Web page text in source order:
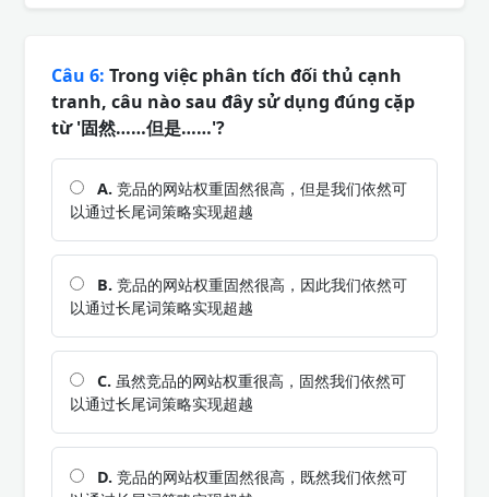
Câu 6: Trong việc phân tích đối thủ cạnh
tranh, câu nào sau đây sử dụng đúng cặp
từ '固然……但是……'?
A. 竞品的网站权重固然很高，但是我们依然可
以通过长尾词策略实现超越
B. 竞品的网站权重固然很高，因此我们依然可
以通过长尾词策略实现超越
C. 虽然竞品的网站权重很高，固然我们依然可
以通过长尾词策略实现超越
D. 竞品的网站权重固然很高，既然我们依然可